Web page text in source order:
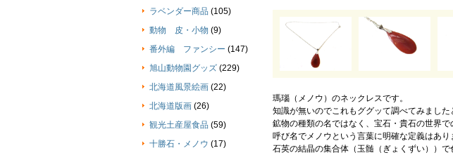
瑪瑙（メノウ）のネックレスです。
知識が無いのでこれもググッて調べてみました
鉱物の種類の名ではなく、宝石・貴石の世界で
呼び名でメノウという言葉に明確な定義はあり
石英の結晶の集合体（玉髄（ぎょくずい））で
ラベンダー商品 (105)
動物 皮・小物 (9)
番外編 ファンシー (147)
旭山動物園グッズ (229)
北海道風景絵画 (22)
北海道版画 (26)
観光土産屋食品 (59)
十勝石・メノウ (17)